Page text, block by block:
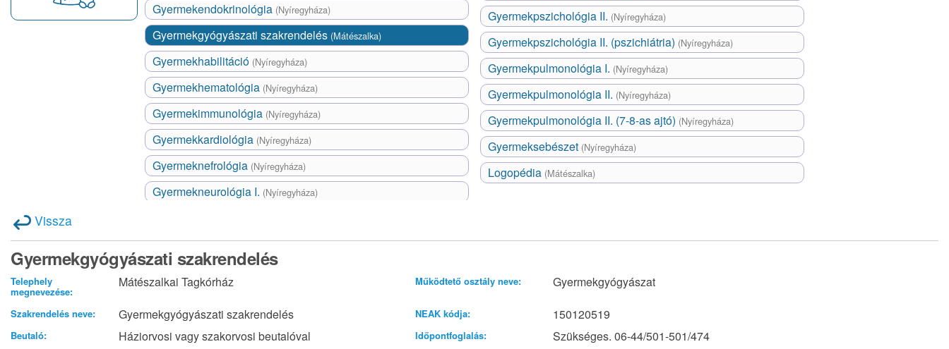
Gyermekendokrinológia (Nyíregyháza)
Gyermekgyógyászati szakrendelés (Mátészalka)
Gyermekhabilitáció (Nyíregyháza)
Gyermekhematológia (Nyíregyháza)
Gyermekimmunológia (Nyíregyháza)
Gyermekkardiológia (Nyíregyháza)
Gyermeknefrológia (Nyíregyháza)
Gyermekneurológia I. (Nyíregyháza)
Gyermekpszichológia II. (Nyíregyháza)
Gyermekpszichológia II. (pszichiátria) (Nyíregyháza)
Gyermekpulmonológia I. (Nyíregyháza)
Gyermekpulmonológia II. (Nyíregyháza)
Gyermekpulmonológia II. (7-8-as ajtó) (Nyíregyháza)
Gyermeksebészet (Nyíregyháza)
Logopédia (Mátészalka)
Vissza
Gyermekgyógyászati szakrendelés
Telephely
megnevezése:
Mátészalkai Tagkórház Működtető osztály neve: Gyermekgyógyászat
Szakrendelés neve: Gyermekgyógyászati szakrendelés NEAK kódja: 150120519
Beutaló: Háziorvosi vagy szakorvosi beutalóval Időpontfoglalás: Szükséges. 06-44/501-501/474